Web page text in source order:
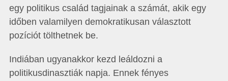
egy politikus család tagjainak a számát, akik egy
időben valamilyen demokratikusan választott
pozíciót tölthetnek be.
Indiában ugyanakkor kezd leáldozni a
politikusdinasztiák napja. Ennek fényes